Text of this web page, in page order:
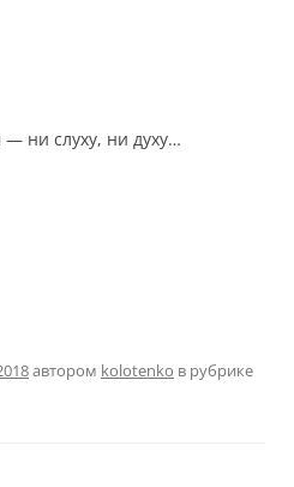
— ни слуху, ни духу…
автором kolotenko в рубрике